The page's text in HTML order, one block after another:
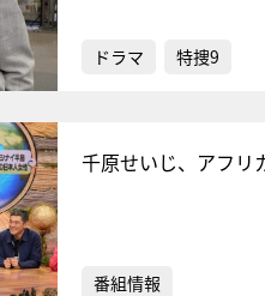
ドラマ 特捜9
千原せいじ、アフリ
番組情報